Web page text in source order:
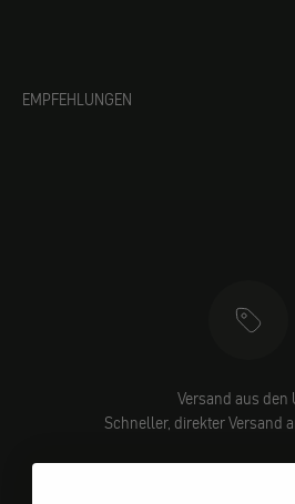
EMPFEHLUNGEN
Versand aus den
Schneller, direkter Versand